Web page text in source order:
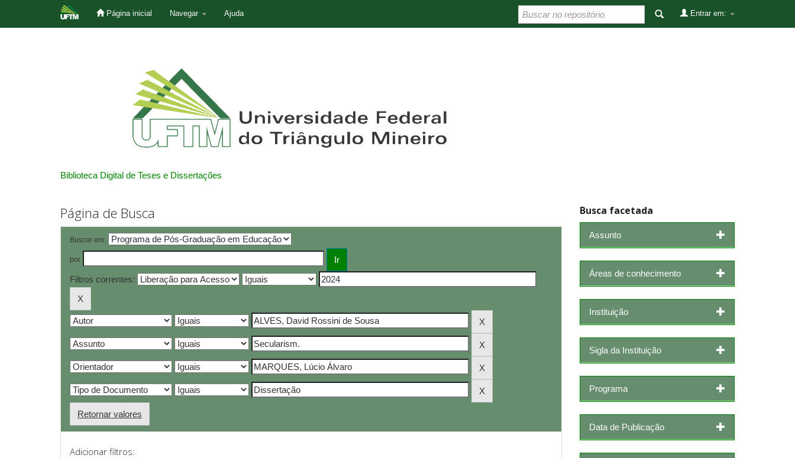
Página inicial Navegar Ajuda Entrar em:
Biblioteca Digital de Teses e Dissertações
Página de Busca
Buscar em:
por
Filtros correntes:
Retornar valores
Adicionar filtros:
Busca facetada
Assunto
Áreas de conhecimento
Instituição
Sigla da Instituição
Programa
Data de Publicação